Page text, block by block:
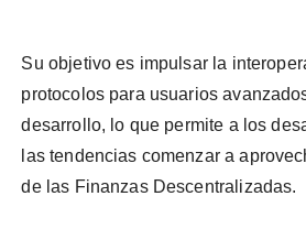
Su objetivo es impulsar la
protocolos para usuarios
desarrollo, lo que permite a los
las tendencias comenzar a
de las Finanzas Descentralizadas.